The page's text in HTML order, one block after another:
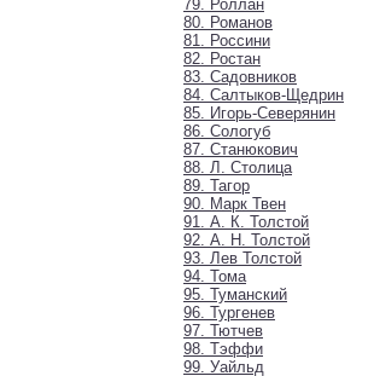
79. Роллан
80. Романов
81. Россини
82. Ростан
83. Садовников
84. Салтыков-Щедрин
85. Игорь-Северянин
86. Сологуб
87. Станюкович
88. Л. Столица
89. Тагор
90. Марк Твен
91. А. К. Толстой
92. А. Н. Толстой
93. Лев Толстой
94. Тома
95. Туманский
96. Тургенев
97. Тютчев
98. Тэффи
99. Уайльд